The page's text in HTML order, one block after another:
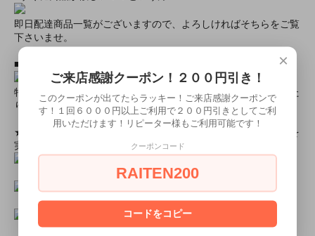
即日配達商品一覧がございますので、よろしければそちらをご覧
下さいませ。
■とにかく安くて高品質な商品が欲しい！という方■
特別割引商品を掲載しています！最大８０％引きの商品もあった
りします！
★ミアカフェ・ミアリラでは有名高校制服を着用したイベントを
実施中★
×
ご来店感謝クーポン！２００円引き！
このクーポンが出てたらラッキー！ご来店感謝クーポンで
す！１回６０００円以上ご利用で２００円引きとしてご利
用いただけます！リピーター様もご利用可能です！
クーポンコード
RAITEN200
コードをコピー